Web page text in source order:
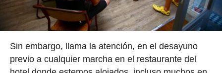
Sin embargo, llama la atención, en el desayuno
previo a cualquier marcha en el restaurante del